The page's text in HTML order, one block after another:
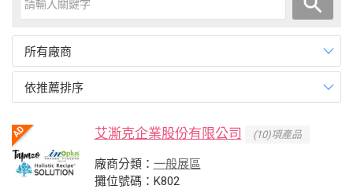
所有廠商
依推薦排序
艾澌克企業股份有限公司 (10)項產品
廠商分類： 一般展區
攤位號碼：K802